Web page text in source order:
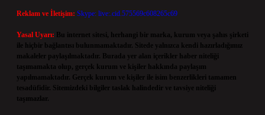
Reklam ve İletişim: Skype: live:.cid.575569c608265c69
Yasal Uyarı:
Bu internet sitesi, herhangi bir marka, kurum veya şahıs şirketi
ile hiçbir bağlantısı bulunmamaktadır. Sitede yalnızca kendi hazırladığımız
makaleler paylaşılmaktadır. Burada yer alan içerikler haber niteliği
taşımamakta olup, gerçek kurum ve kişiler hakkında paylaşım
yapılmamaktadır. Gerçek kurum ve kişiler ile isim benzerlikleri tamamen
tesadüfidir. Sitemizdeki bilgiler taslak halindedir ve tavsiye niteliği
taşımazlar.